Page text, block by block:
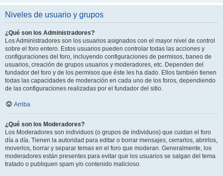
Niveles de usuario y grupos
¿Qué son los Administradores?
Los Administradores son los usuarios asignados con el mayor nivel de control
sobre el foro entero. Estos usuarios pueden controlar todas las acciones y
configuraciones del foro, incluyendo configuraciones de permisos, baneo de
usuarios, creación de grupos usuarios y moderadores, etc. Dependen del
fundador del foro y de los permisos que éste les ha dado. Ellos también tienen
todas las capacidades de moderación en cada uno de los foros, dependiendo
de las configuraciones realizadas por el fundador del sitio.
Arriba
¿Qué son los Moderadores?
Los Moderadores son individuos (o grupos de individuos) que cuidan el foro
día a día. Tienen la autoridad para editar o borrar mensajes, cerrarlos, abrirlos,
moverlos, borrar y separar temas en el foro que moderan. Generalmente, los
moderadores están presentes para evitar que los usuarios se salgan del tema
tratado o publiquen spam y/o contenido malicioso.